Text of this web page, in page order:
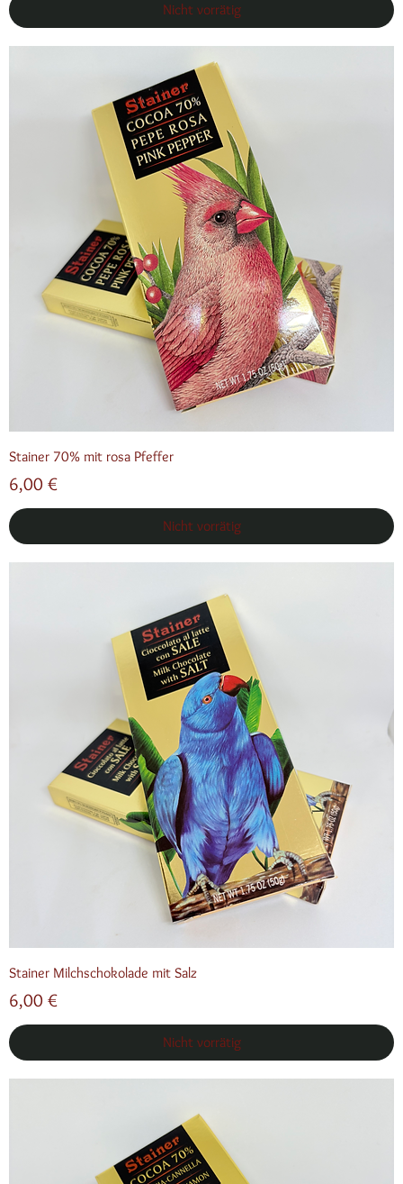
Nicht vorrätig
Stainer 70% mit rosa Pfeffer
Preis
6,00 €
Nicht vorrätig
Stainer Milchschokolade mit Salz
Preis
6,00 €
Nicht vorrätig